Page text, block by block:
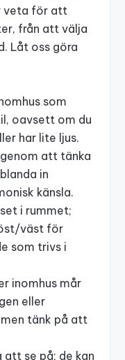
veta för att
från att välja
Låt oss göra
som
oavsett om du
har lite ljus.
att tänka
in
känsla.
i rummet;
väst för
som trivs i
inomhus mår
eller
tänk på att
att se på; de kan